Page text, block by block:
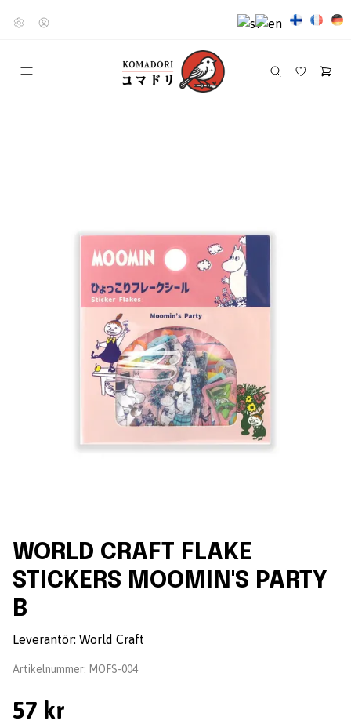
WORLD CRAFT FLAKE
STICKERS MOOMIN'S PARTY
B
Leverantör: World Craft
Artikelnummer: MOFS-004
57 kr